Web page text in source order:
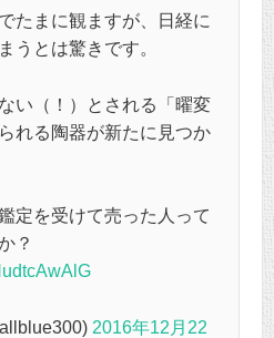
たまに観ますが、日経に
うとは驚きです。
い（！）とされる「曜変
れる陶器が新たに見つか
定を受けて売った人って
？
2016年12月22